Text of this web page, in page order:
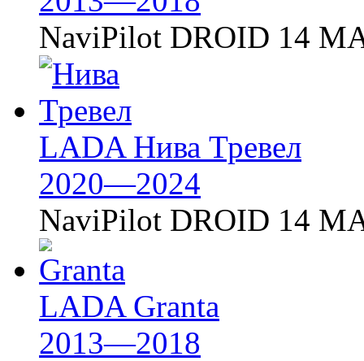
NaviPilot DROID 14
LADA Нива Тревел
2020—2024
NaviPilot DROID 14
LADA Granta
2013—2018